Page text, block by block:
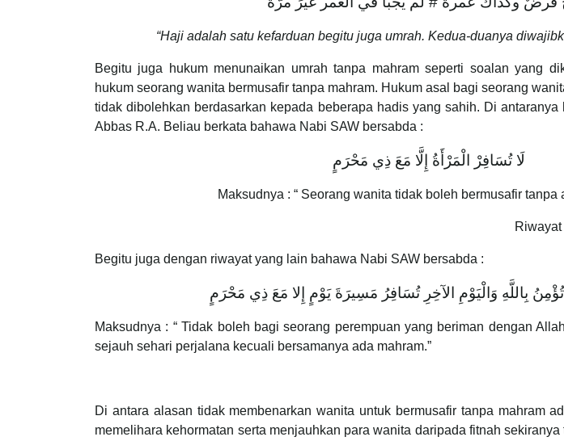
“Haji adalah satu kefarduan begitu juga umrah. Kedua-duanya
Begitu juga hukum menunaikan umrah tanpa mahram seperti soalan yang
hukum seorang wanita bermusafir tanpa mahram. Hukum asal bagi seorang
tidak dibolehkan berdasarkan kepada beberapa hadis yang sahih. Di
Abbas R.A. Beliau berkata bahawa Nabi SAW bersabda :
لَا تُسَافِرْ الْمَرْأَةُ إِلَّا مَعَ ذِي مَحْرَمٍ
Maksudnya : “ Seorang wanita tidak boleh bermusafir tanpa
Begitu juga dengan riwayat yang lain bahawa Nabi SAW bersabda :
تُؤْمِنُ بِاللَّهِ وَالْيَوْمِ الآخِرِ تُسَافِرُ مَسِيرَةَ يَوْمٍ إِلا مَعَ ذِي مَحْرَمٍ
Maksudnya : “ Tidak boleh bagi seorang perempuan yang beriman dengan
sejauh sehari perjalana kecuali bersamanya ada mahram.”
Di antara alasan tidak membenarkan wanita untuk bermusafir tanpa mahram
memelihara kehormatan serta menjauhkan para wanita daripada fitnah